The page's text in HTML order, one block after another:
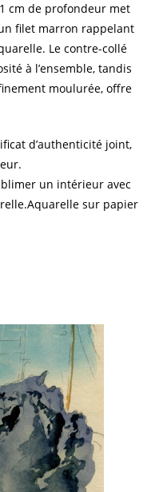
cm de profondeur met
filet marron rappelant
Le contre-collé
à l’ensemble, tandis
moulurée, offre
d’authenticité joint,
un intérieur avec
sur papier